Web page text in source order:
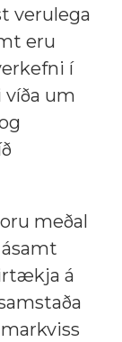
verulega
eru
í
um
meðal
á